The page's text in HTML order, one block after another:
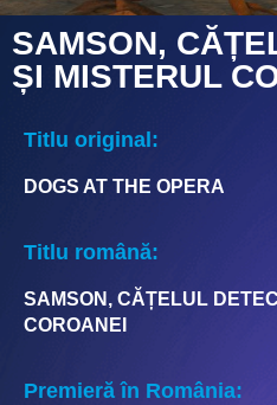
SAMSON,
ȘI MISTERUL
Titlu original:
DOGS AT THE OPERA
Titlu română:
SAMSON, CĂȚELUL
COROANEI
Premieră în România: